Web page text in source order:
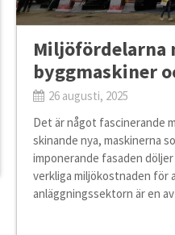
Miljöfördelarna
byggmaskiner
26 augusti, 2025
Det är något fascinerande
skinande nya, maskinerna
imponerande fasaden
verkliga miljökostnaden för
anläggningssektorn är en